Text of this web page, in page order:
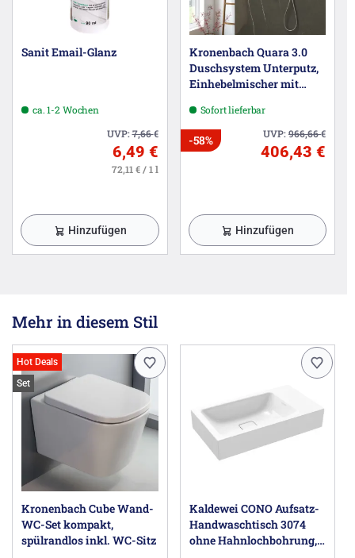
Sanit Email-Glanz
ca. 1-2 Wochen
UVP:7,66€
6,49 €
72,11 € / 1 l
Hinzufügen
Kronenbach Quara 3.0
Duschsystem Unterputz,
Einhebelmischer mit
Sofort lieferbar
UVP:966,66€
-58%
406,43 €
Hinzufügen
Mehr in diesem Stil
Hot Deals
Set
Kronenbach Cube Wand-
WC-Set kompakt,
spülrandlos inkl. WC-Sitz
Kaldewei CONO Aufsatz-
Handwaschtisch 3074
ohne Hahnlochbohrung,